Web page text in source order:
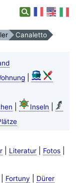
Canaletto
|
Inseln
| Literatur| Fotos|
Fortuny
Dürer